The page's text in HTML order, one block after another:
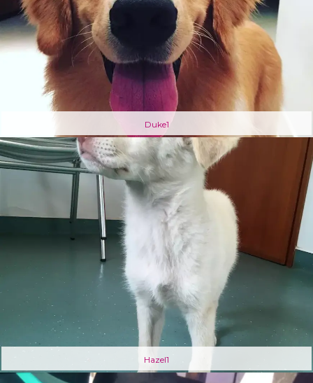
Duke1
Hazel1